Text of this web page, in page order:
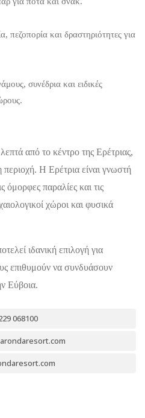
πεζοπορία και δραστηριότητες για
συνέδρια και ειδικές
από το κέντρο της Ερέτριας,
Η Ερέτρια είναι γνωστή
όμορφες παραλίες και τις
χώροι και φυσικά
ιδανική επιλογή για
επιθυμούν να συνδυάσουν
Εύβοια.
068100